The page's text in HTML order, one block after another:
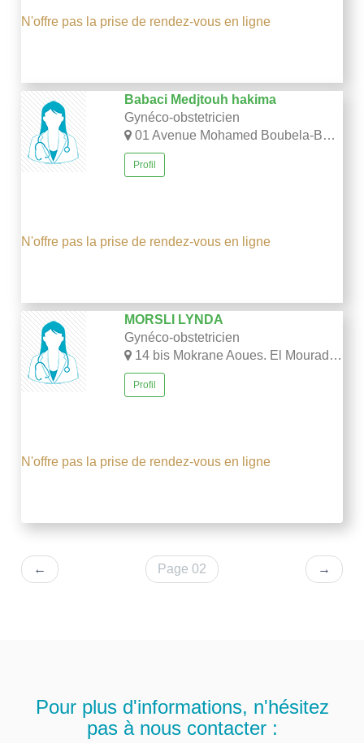
N'offre pas la prise de rendez-vous en ligne
Babaci Medjtouh hakima
Gynéco-obstetricien
01 Avenue Mohamed Boubela-Bab El Oued-Alger
Profil
N'offre pas la prise de rendez-vous en ligne
MORSLI LYNDA
Gynéco-obstetricien
14 bis Mokrane Aoues. El Mouradia-Alger
Profil
N'offre pas la prise de rendez-vous en ligne
← Page 02 →
Pour plus d'informations, n'hésitez
pas à nous contacter :